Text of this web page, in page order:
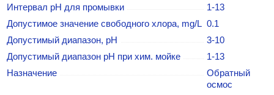
Интервал pH для промывки
1-13
Допустимое значение свободного хлора, mg/L 0.1
Допустимый диапазон, рН
3-10
Допустимый диапазон рН при хим. мойке
1-13
Назначение
Обратный
осмос